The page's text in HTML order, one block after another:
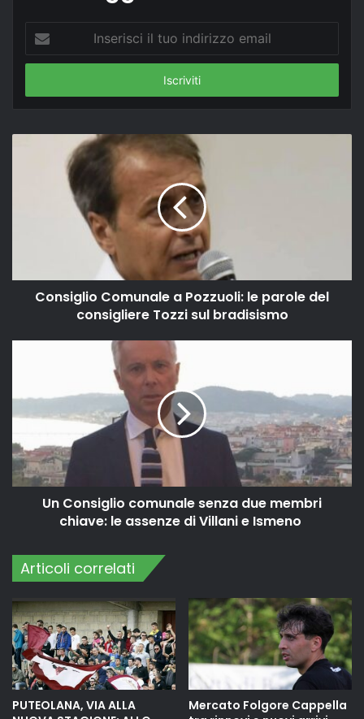
tuo
email
Consiglio Comunale a Pozzuoli: le parole del
consigliere Tozzi sul bradisismo
Un Consiglio comunale senza due membri
chiave: le assenze di Villani e Ismeno
Articoli correlati
PUTEOLANA, VIA ALLA
Mercato Folgore Cappella